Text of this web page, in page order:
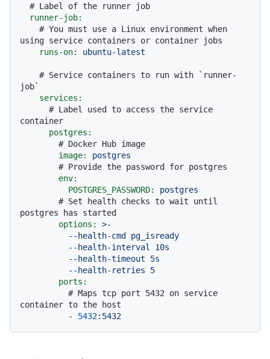
# Label of the runner job
runner-job:
# You must use a Linux environment when
using service containers or container jobs
runs-on:
ubuntu-latest
# Service containers to run with `runner-
job`
services:
# Label used to access the service
container
postgres:
# Docker Hub image
image:
postgres
# Provide the password for postgres
env:
POSTGRES_PASSWORD:
postgres
# Set health checks to wait until
postgres has started
options:
>-
ports:
# Maps tcp port 5432 on service
container to the host
-
5432:5432